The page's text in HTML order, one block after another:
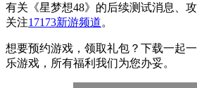
有关 《星梦想48》 的后续测试消息、
关注17173新游频道。
想要预约游戏，领取礼包？下载一起
乐游戏，所有福利我们为您办妥。